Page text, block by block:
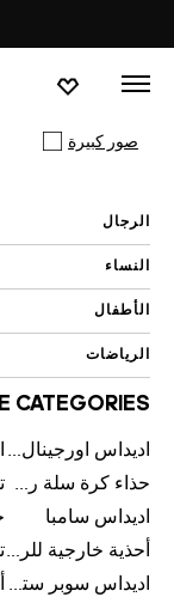
صور كبيرة
الرجال
النساء
الأطفال
الرياضات
CATEGORIES
اديداس اورجينال رجالي
حذاء كرة سلة رجالي
اديداس سامبا
أحذية خارجية للرجال
اديداس سوبر ستار رجالي